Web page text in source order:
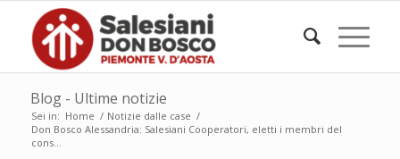
Blog - Ultime notizie
Sei in: Home / Notizie dalle case /
Don Bosco Alessandria: Salesiani Cooperatori, eletti i membri del
cons...